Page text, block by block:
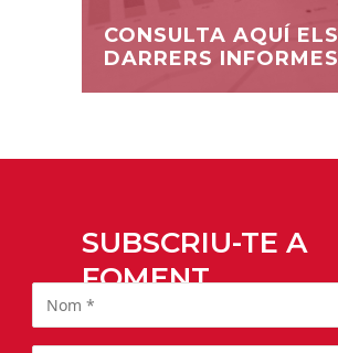
CONSULTA AQUÍ ELS
DARRERS INFORMES
SUBSCRIU-TE A
FOMENT